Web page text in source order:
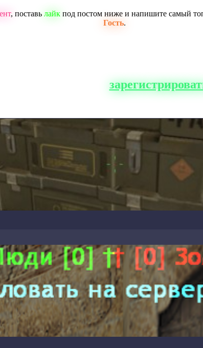
, поставь лайкпод постом ниже и напишите самый
Гость.
сайта, вам нужно